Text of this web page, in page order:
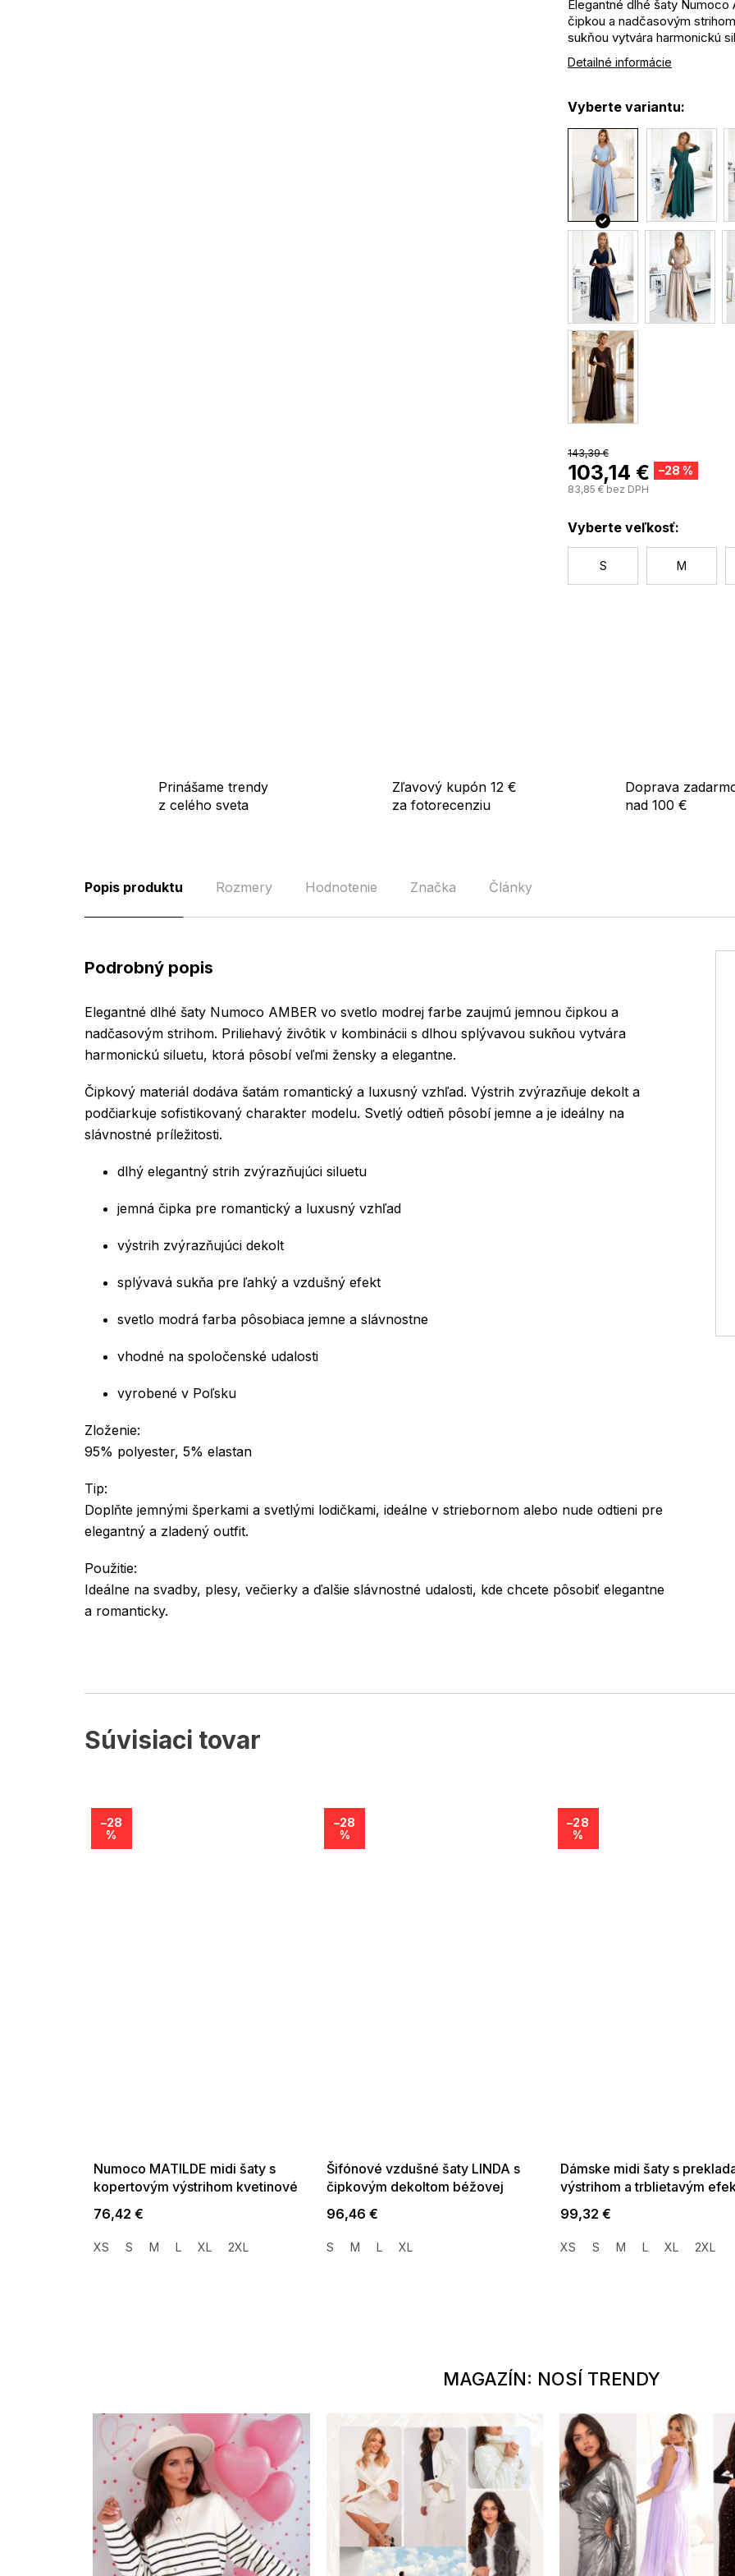
143,39 €
–28 %
103,14 €
83,85 € bez DPH
Vyberte veľkosť:
S M
Elegantné dlhé šaty
čipkou a nadčasovým
sukňou vytvára harmonickú
Čipkový materiál dodáva
dekolt a podčiarkuje
dlhý elegantný strih
jemná čipka pre
výstrih zvýrazňujúci dekolt
splývavá sukňa pre ľahký
svetlo modrá farba
vhodné na spoločenské
vyrobené v Poľsku
Zloženie:
95% polyester, 5% elastan
Tip:
Doplňte jemnými šperkami a
nude odtieni pre elegantný a
Použitie:
Ideálne na svadby, plesy,
pôsobiť elegantne a
Detailné informácie
Vyberte variantu:
Prinášame trendy
z celého sveta
Zľavový kupón 12 €
za fotorecenziu
Doprava
nad 100 €
Súvisiaci tovar
–28
%
Numoco MATILDE midi šaty s
kopertovým výstrihom kvetinové
76,42 €
XS S M L XL 2XL
–28
%
Šifónové vzdušné šaty LINDA s
čipkovým dekoltom béžovej
96,46 €
S M L XL
–28
%
Dámske midi šaty s
výstrihom a trblietavým
99,32 €
XS S M L XL 2XL
Popis produktu Rozmery Hodnotenie Značka Články
Podrobný popis
Elegantné dlhé šaty Numoco AMBER vo svetlo modrej farbe zaujmú jemnou čipkou a
nadčasovým strihom. Priliehavý živôtik v kombinácii s dlhou splývavou sukňou vytvára
harmonickú siluetu, ktorá pôsobí veľmi žensky a elegantne.
Čipkový materiál dodáva šatám romantický a luxusný vzhľad. Výstrih zvýrazňuje dekolt a
podčiarkuje sofistikovaný charakter modelu. Svetlý odtieň pôsobí jemne a je ideálny na
slávnostné príležitosti.
dlhý elegantný strih zvýrazňujúci siluetu
jemná čipka pre romantický a luxusný vzhľad
výstrih zvýrazňujúci dekolt
splývavá sukňa pre ľahký a vzdušný efekt
svetlo modrá farba pôsobiaca jemne a slávnostne
vhodné na spoločenské udalosti
vyrobené v Poľsku
Zloženie:
95% polyester, 5% elastan
Tip:
Doplňte jemnými šperkami a svetlými lodičkami, ideálne v striebornom alebo nude odtieni pre
elegantný a zladený outfit.
Použitie:
Ideálne na svadby, plesy, večierky a ďalšie slávnostné udalosti, kde chcete pôsobiť elegantne
a romanticky.
MAGAZÍN: NOSÍ TRENDY